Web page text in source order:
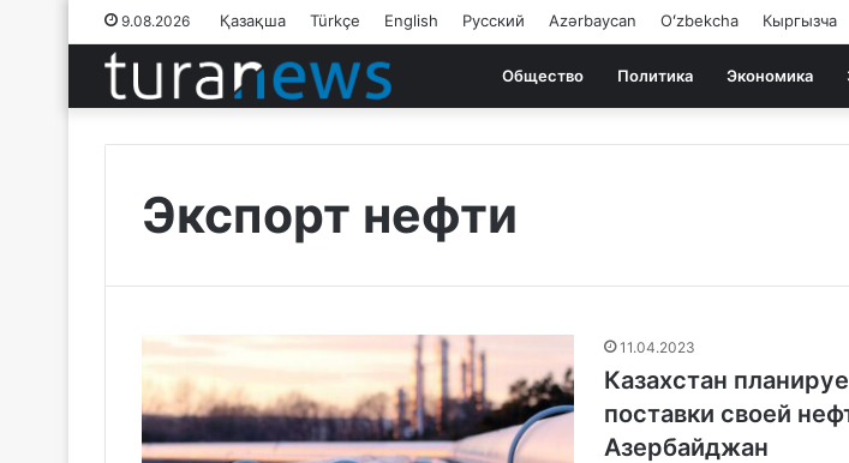
9.08.2026 Қазақша Türkçe English Русский Azərbaycan Oʻzbekcha Кыргызча
Общество Политика Экономика
Экспорт нефти
11.04.2023
Казахстан
поставки своей
Азербайджан